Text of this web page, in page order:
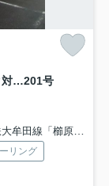
シティハイツ英【10,000円キャッシュバック対象物件】201号
田線「櫛原」駅 徒歩9分
リング